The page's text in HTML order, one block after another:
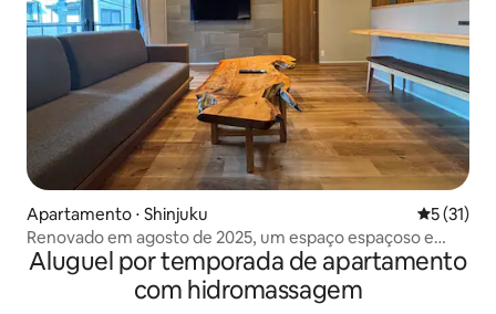
Apartamento ⋅ Shinjuku 5 de uma
5 (31)
Renovado em agosto de 2025, um espaço espaçoso e
confortável (no 2º andar), mesmo estando no centro da
cidade
Aluguel por temporada de apartamento
com hidromassagem